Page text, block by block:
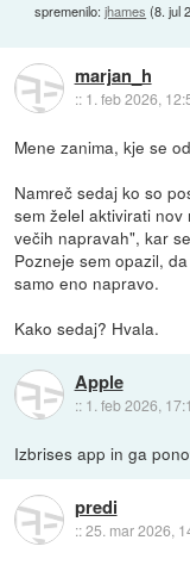
spremenilo:jhames (8. jul
marjan_h
:: 1. feb 2026,
Mene zanima, kje se
Namreč sedaj ko so
sem želel aktivirati
večih napravah", kar
Pozneje sem opazil,
samo eno napravo.
Kako sedaj? Hvala.
Apple
:: 1. feb 2026,
Izbrises app in ga
predi
::25. mar 2026,